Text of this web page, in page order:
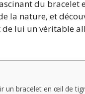
du bracelet
la nature, et
lui un véritable
un bracelet en œil de